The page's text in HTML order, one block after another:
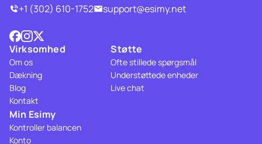
+1 (302) 610-1752
support@esimy.net
Virksomhed
Om os
Dækning
Blog
Kontakt
Støtte
Ofte stillede spørgsmål
Understøttede enheder
Live chat
Min Esimy
Kontroller balancen
Konto